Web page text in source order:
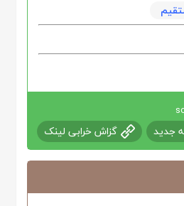
جدید گزاش خرابی لینک